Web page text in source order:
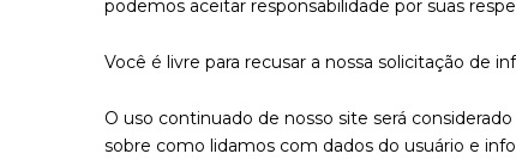
podemos aceitar responsabilidade por suas
Você é livre para recusar a nossa solicitação de
O uso continuado de nosso site será
sobre como lidamos com dados do usuário e